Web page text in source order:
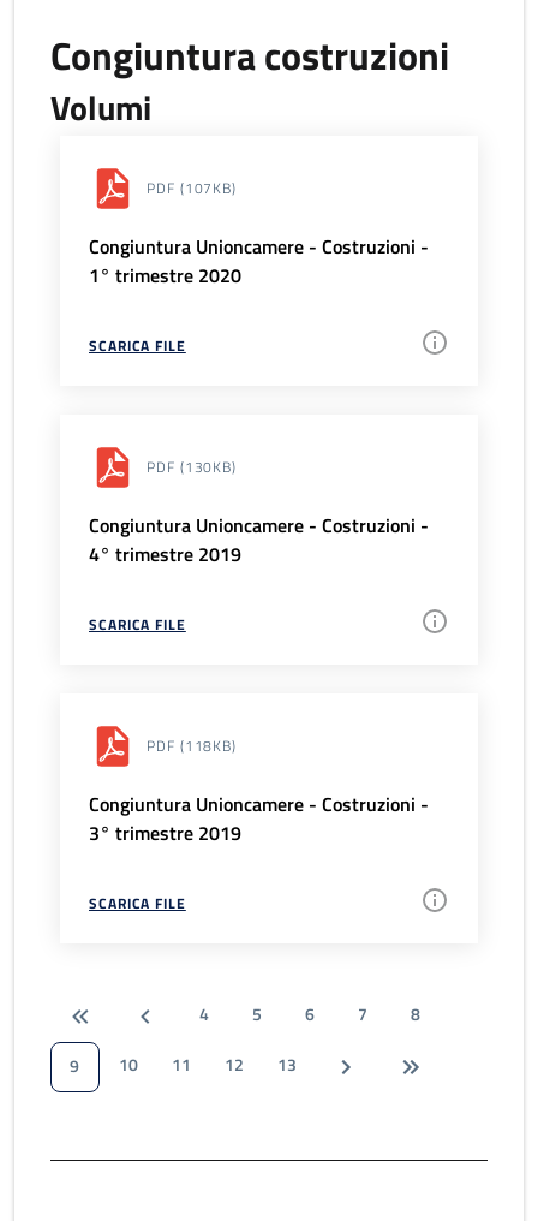
Congiuntura costruzioni
Volumi
PDF (107KB)
Congiuntura Unioncamere - Costruzioni -
1° trimestre 2020
SCARICA FILE
PDF (130KB)
Congiuntura Unioncamere - Costruzioni -
4° trimestre 2019
SCARICA FILE
PDF (118KB)
Congiuntura Unioncamere - Costruzioni -
3° trimestre 2019
SCARICA FILE
4 5 6 7
8
9
10 11 12 13